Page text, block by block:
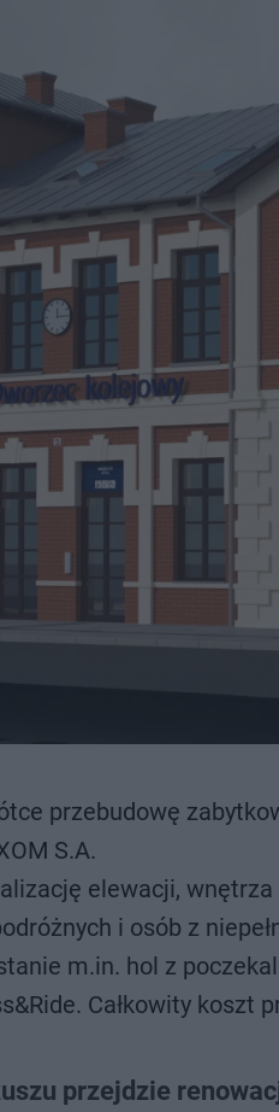
przebudowę
S.A.
elewacji,
i osób z
m.in. hol z
Całkowity koszt
przejdzie